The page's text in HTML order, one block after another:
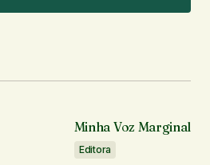
um comentário
e-mail não será publicado.
Minha Voz Marginal
Editora